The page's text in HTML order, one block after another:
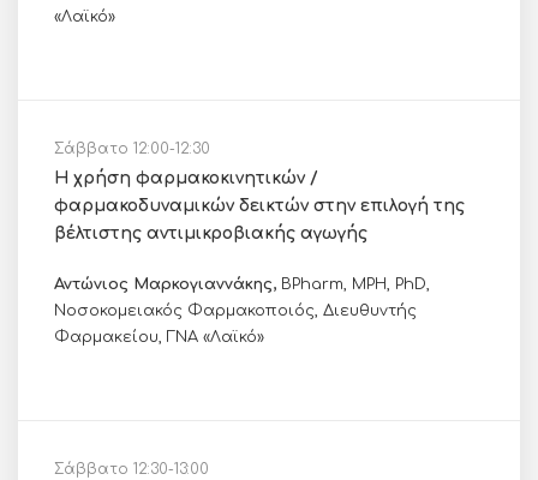
«Λαϊκό»
Σάββατο 12:00-12:30
Η χρήση φαρμακοκινητικών /
φαρμακοδυναμικών δεικτών στην επιλογή της
βέλτιστης αντιμικροβιακής αγωγής
Αντώνιος Μαρκογιαννάκης, BPharm, MPH, PhD,
Νοσοκομειακός Φαρμακοποιός, Διευθυντής
Φαρμακείου, ΓΝΑ «Λαϊκό»
Σάββατο 12:30-13:00